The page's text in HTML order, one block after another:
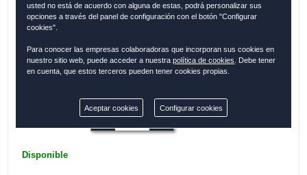
Referencia: SEV305
Bolsillos interiores
Disponible
usted no está de acuerdo con alguna de estas, podrá personalizar sus
opciones a través del panel de configuración con el botón "Configurar
cookies".
Para conocer las empresas colaboradoras que incorporan sus cookies en
nuestro sitio web, puede acceder a nuestrapolítica de cookies
. Debe tener
en cuenta, que estos terceros pueden tener cookies propias.
Aceptar cookies Configurar cookies